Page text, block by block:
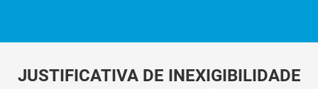
JUSTIFICATIVA DE INEXIGIBILIDADE